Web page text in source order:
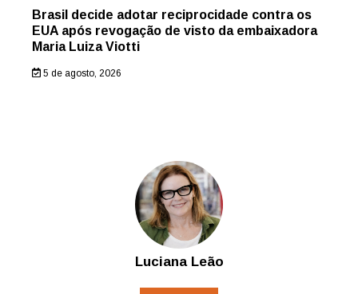
Brasil decide adotar reciprocidade contra os
EUA após revogação de visto da embaixadora
Maria Luiza Viotti
5 de agosto, 2026
Luciana Leão